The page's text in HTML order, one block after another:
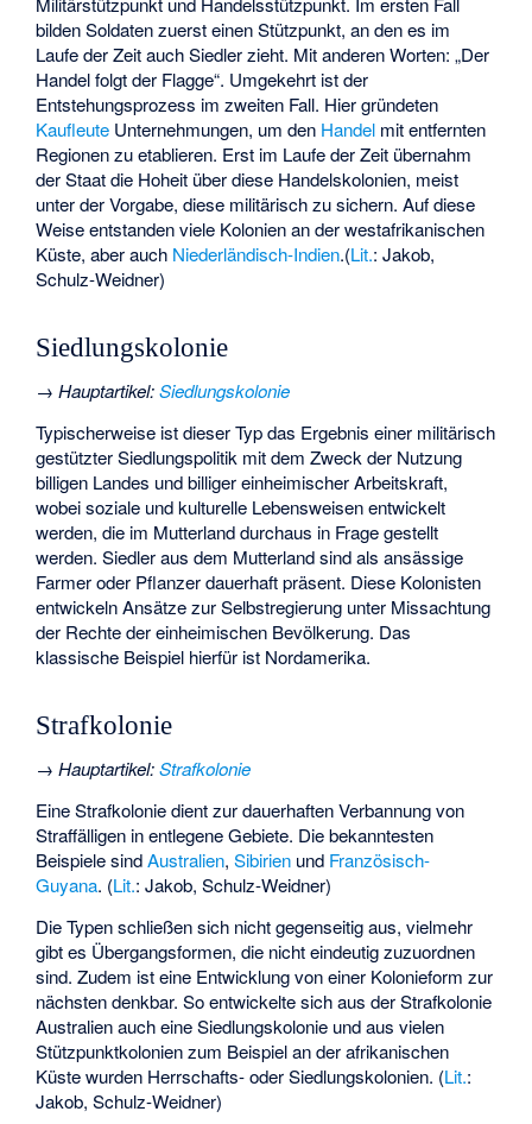
bilden Soldaten zuerst einen Stützpunkt, an den es im
Laufe der Zeit auch Siedler zieht. Mit anderen Worten: „Der
Handel folgt der Flagge“. Umgekehrt ist der
Entstehungsprozess im zweiten Fall. Hier gründeten
Kaufleute Unternehmungen, um den Handel mit entfernten
Regionen zu etablieren. Erst im Laufe der Zeit übernahm
der Staat die Hoheit über diese Handelskolonien, meist
unter der Vorgabe, diese militärisch zu sichern. Auf diese
Weise entstanden viele Kolonien an der westafrikanischen
Küste, aber auch Niederländisch-Indien.(Lit.: Jakob,
Schulz-Weidner)
Siedlungskolonie
→Hauptartikel:Siedlungskolonie
Typischerweise ist dieser Typ das Ergebnis einer militärisch
gestützter Siedlungspolitik mit dem Zweck der Nutzung
billigen Landes und billiger einheimischer Arbeitskraft,
wobei soziale und kulturelle Lebensweisen entwickelt
werden, die im Mutterland durchaus in Frage gestellt
werden. Siedler aus dem Mutterland sind als ansässige
Farmer oder Pflanzer dauerhaft präsent. Diese Kolonisten
entwickeln Ansätze zur Selbstregierung unter Missachtung
der Rechte der einheimischen Bevölkerung. Das
klassische Beispiel hierfür ist Nordamerika.
Strafkolonie
→Hauptartikel:Strafkolonie
Eine Strafkolonie dient zur dauerhaften Verbannung von
Straffälligen in entlegene Gebiete. Die bekanntesten
Beispiele sindAustralien,Sibirien und Französisch-
Guyana. (Lit.: Jakob, Schulz-Weidner)
Die Typen schließen sich nicht gegenseitig aus, vielmehr
gibt es Übergangsformen, die nicht eindeutig zuzuordnen
sind. Zudem ist eine Entwicklung von einer Kolonieform zur
nächsten denkbar. So entwickelte sich aus der Strafkolonie
Australien auch eine Siedlungskolonie und aus vielen
Stützpunktkolonien zum Beispiel an der afrikanischen
Küste wurden Herrschafts- oder Siedlungskolonien. (Lit.:
Jakob, Schulz-Weidner)